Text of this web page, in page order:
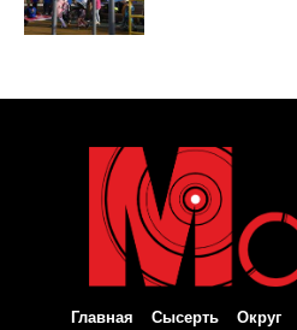
Главная Сысерть Округ